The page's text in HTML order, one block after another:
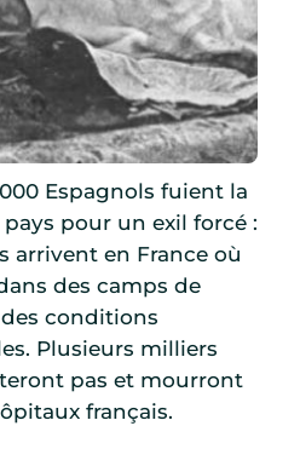
Espagnols fuient la
pour un exil forcé :
arrivent en France où
des camps de
conditions
Plusieurs milliers
pas et mourront
français.